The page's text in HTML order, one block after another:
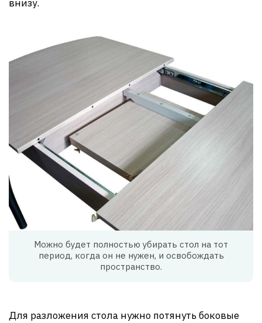
внизу.
Можно будет полностью убирать стол на тот
период, когда он не нужен, и освобождать
пространство.
Для разложения стола нужно потянуть боковые